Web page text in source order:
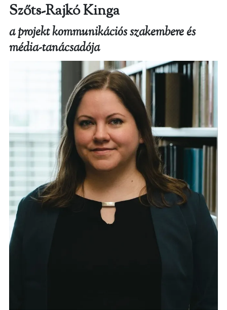
Szőts-Rajkó Kinga
a projekt kommunikációs szakembere és
média-tanácsadója